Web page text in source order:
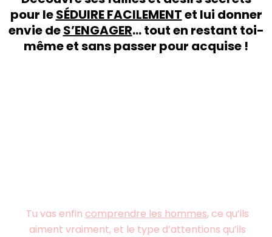
pour leSÉDUIRE FACILEMENTet lui donner
envie deS’ENGAGER... tout en restant toi-
même et sans passer pour acquise !
Tu vas enfin comprendre les hommes, ce qu’ils
aiment vraiment, et le type d’attentions qu’ils